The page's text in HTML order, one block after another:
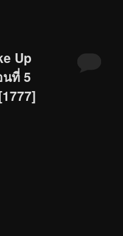
Up
นที่ 5